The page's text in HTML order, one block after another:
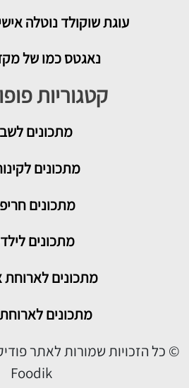
עוגת שוקולד נוטלה
נאגטס כמו של
קטגוריות
מתכונים
מתכונים
מתכונים
מתכונים
מתכונים לארוחת
מתכונים
© כל הזכויות שמורות לאתר
Foodik